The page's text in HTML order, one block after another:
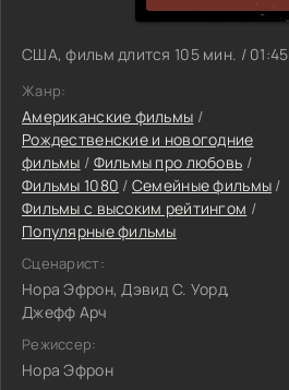
США, фильм длится 105 мин. / 01:45
Жанр:
Американские фильмы /
Рождественские и новогодние
фильмы / Фильмы про любовь /
Фильмы 1080 / Семейные фильмы /
Фильмы с высоким рейтингом /
Популярные фильмы
Сценарист:
Нора Эфрон, Дэвид С. Уорд,
Джефф Арч
Режиссер:
Нора Эфрон